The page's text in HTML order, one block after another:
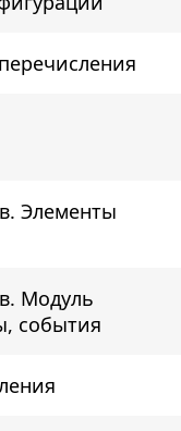
Элементы
Модуль
события